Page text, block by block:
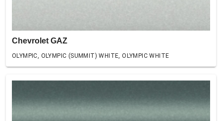
Chevrolet GAZ
OLYMPIC, OLYMPIC (SUMMIT) WHITE, OLYMPIC WHITE